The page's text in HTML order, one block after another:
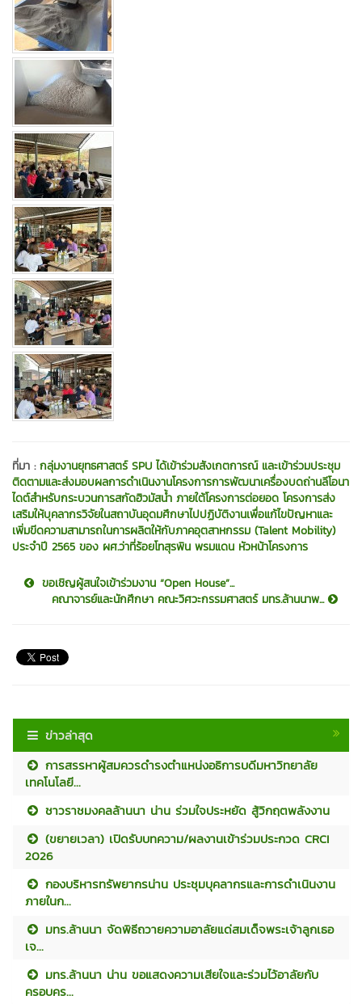
ที่มา :กลุ่มงานยุทธศาสตร์ SPU ได้เข้าร่วมสังเกตการณ์ และเข้าร่วมประชุม
ติดตามและส่งมอบผลการดำเนินงานโครงการการพัฒนาเครื่องบดถ่านลีโอนา
ไดต์สำหรับกระบวนการสกัดฮิวมัสน้ำ ภายใต้โครงการต่อยอด โครงการส่ง
เสริมให้บุคลากรวิจัยในสถาบันอุดมศึกษาไปปฏิบัติงานเพื่อแก้ไขปัญหาและ
เพิ่มขีดความสามารถในการผลิตให้กับภาคอุตสาหกรรม (Talent Mobility)
ประจำปี 2565 ของ ผศ.ว่าที่ร้อยโทสุรพิน พรมแดน หัวหน้าโครงการ
ขอเชิญผู้สนใจเข้าร่วมงาน “Open House”...
คณาจารย์และนักศึกษา คณะวิศวะกรรมศาสตร์ มทร.ล้านนาพ...
ข่าวล่าสุด
การสรรหาผู้สมควรดำรงตำแหน่งอธิการบดีมหาวิทยาลัย
เทคโนโลยี...
ชาวราชมงคลล้านนา น่าน ร่วมใจประหยัด สู้วิกฤตพลังงาน
(ขยายเวลา) เปิดรับบทความ/ผลงานเข้าร่วมประกวด CRCI
2026
กองบริหารทรัพยากรน่าน ประชุมบุคลากรและการดำเนินงาน
ภายในก...
มทร.ล้านนา จัดพิธีถวายความอาลัยแด่สมเด็จพระเจ้าลูกเธอ
เจ...
มทร.ล้านนา น่าน ขอแสดงความเสียใจและร่วมไว้อาลัยกับ
ครอบคร...